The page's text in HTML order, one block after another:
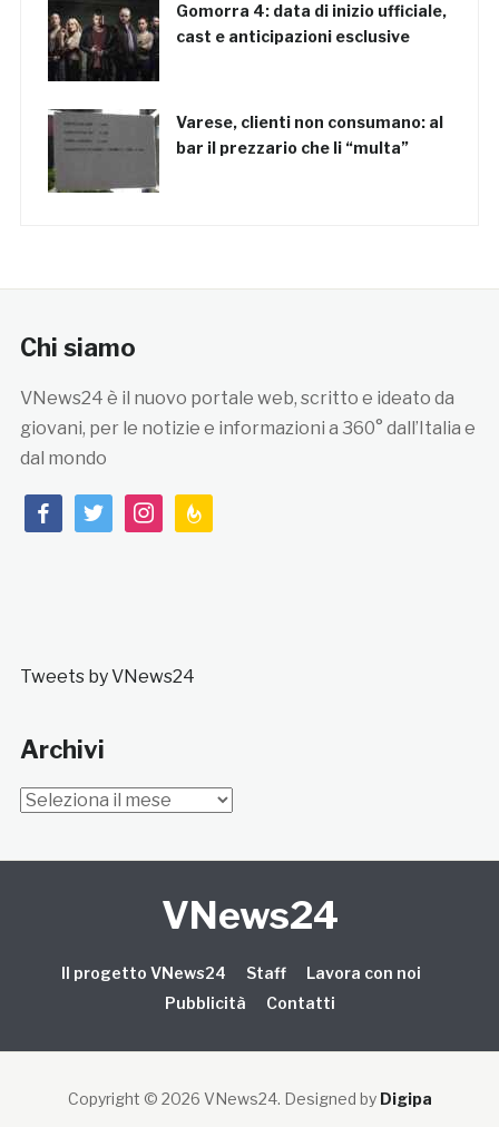
Gomorra 4: data di inizio ufficiale,
cast e anticipazioni esclusive
Varese, clienti non consumano: al
bar il prezzario che li “multa”
Chi siamo
VNews24 è il nuovo portale web, scritto e ideato da
giovani, per le notizie e informazioni a 360° dall’Italia e
dal mondo
facebooktwitterinstagramfeedburner
Tweets by VNews24
Archivi
Archivi
VNews24
Il progetto VNews24 Staff
Lavora con noi
Pubblicità
Contatti
Copyright © 2026 VNews24. Designed by Digipa